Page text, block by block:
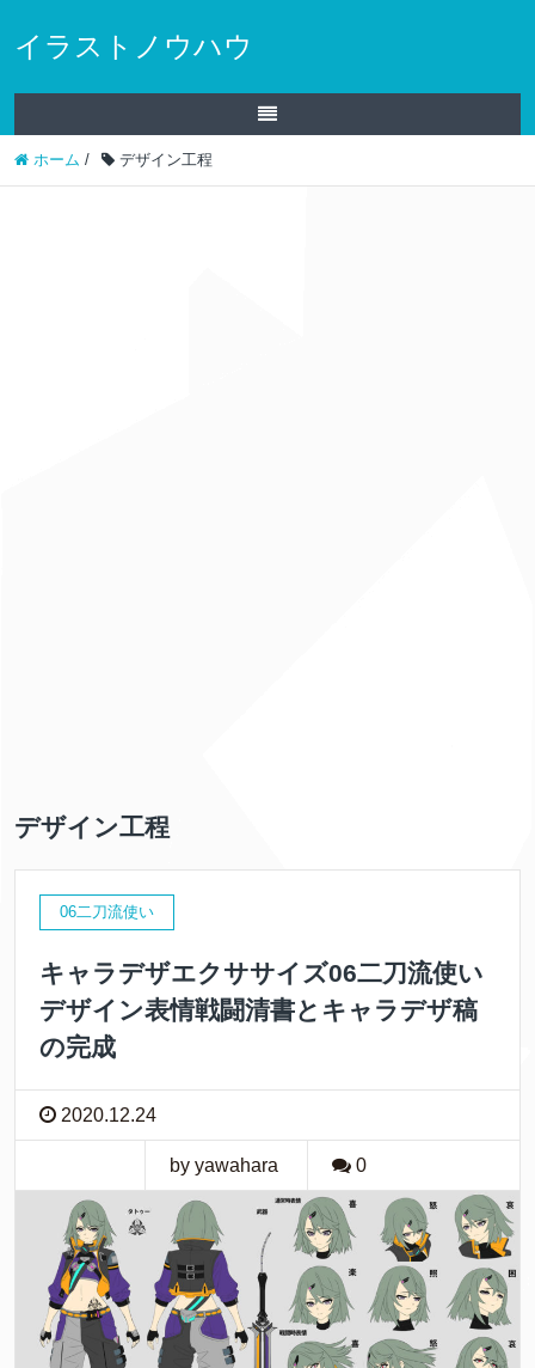
イラストノウハウ
ホーム / デザイン工程
デザイン工程
06二刀流使い
キャラデザエクササイズ06二刀流使い
デザイン表情戦闘清書とキャラデザ稿
の完成
2020.12.24
by yawahara 0